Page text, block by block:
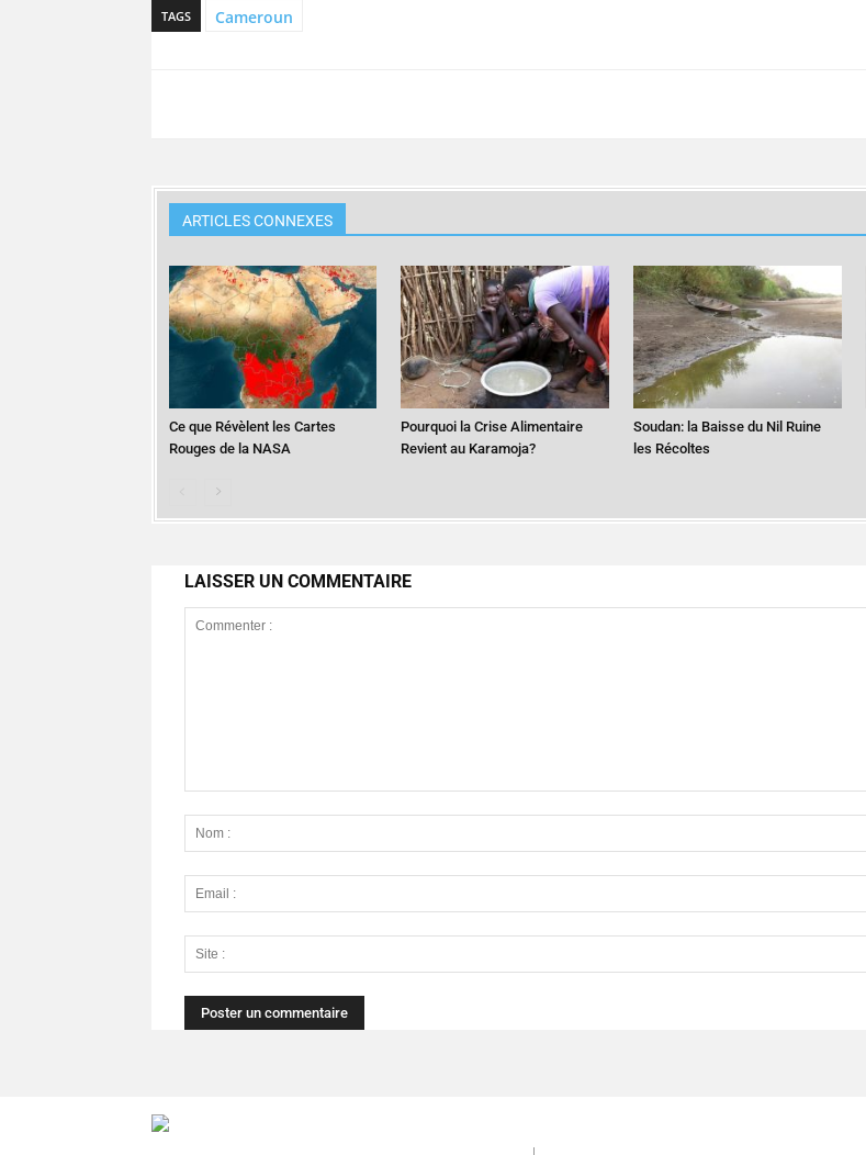
TAGS Cameroun
ARTICLES CONNEXES
Ce que Révèlent les Cartes
Rouges de la NASA
Pourquoi la Crise Alimentaire
Revient au Karamoja?
Soudan: la Baisse du Nil Ruine
les Récoltes
LAISSER UN COMMENTAIRE